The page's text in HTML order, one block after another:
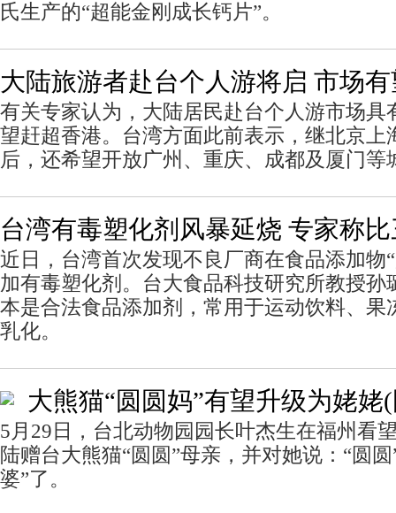
氏生产的“超能金刚成长钙片”。
大陆旅游者赴台个人游将启 市场
有关专家认为，大陆居民赴台个人游市场具
望赶超香港。台湾方面此前表示，继北京上
后，还希望开放广州、重庆、成都及厦门等
台湾有毒塑化剂风暴延烧 专家称
近日，台湾首次发现不良厂商在食品添加物
加有毒塑化剂。台大食品科技研究所教授孙
本是合法食品添加剂，常用于运动饮料、果
乳化。
大熊猫“圆圆妈”有望升级为姥姥
5月29日，台北动物园园长叶杰生在福州看
陆赠台大熊猫“圆圆”母亲，并对她说：“圆
婆”了。